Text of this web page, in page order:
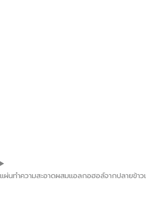
แผ่นทำความสะอาดผสมแอลกอฮอล์จากปลายข้า